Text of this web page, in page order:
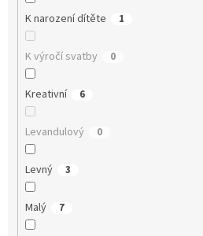
K narození dítěte 1
K výročí svatby 0
Kreativní 6
Levandulový 0
Levný 3
Malý 7